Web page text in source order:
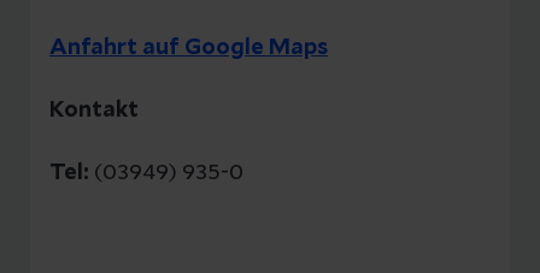
Anfahrt auf Google Maps
Kontakt
Tel: (03949) 935-0